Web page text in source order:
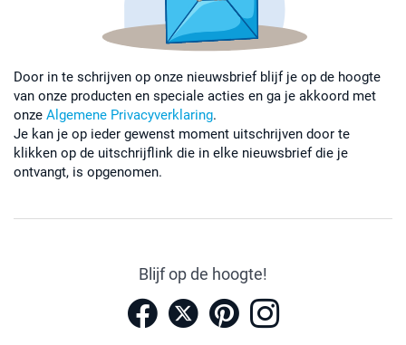
Door in te schrijven op onze nieuwsbrief blijf je op de hoogte
van onze producten en speciale acties en ga je akkoord met
onze Algemene Privacyverklaring.
Je kan je op ieder gewenst moment uitschrijven door te
klikken op de uitschrijflink die in elke nieuwsbrief die je
ontvangt, is opgenomen.
Blijf op de hoogte!